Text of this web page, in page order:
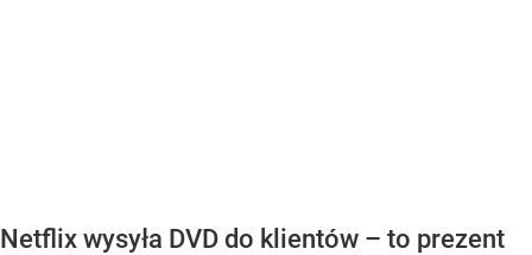
Netflix wysyła DVD do klientów – to prezent